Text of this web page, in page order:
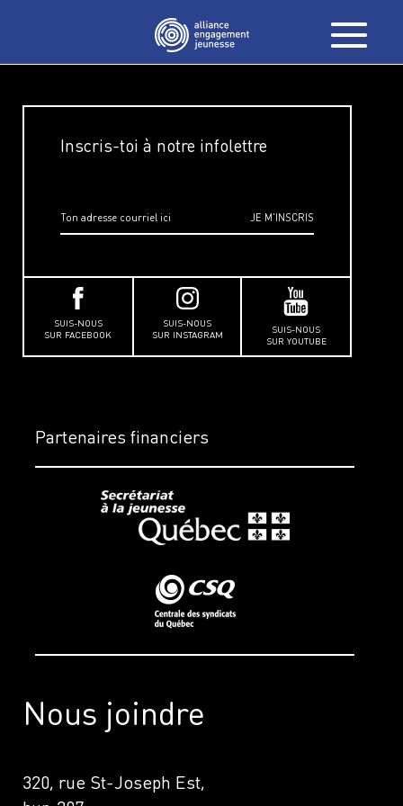
Inscris-toi à notre infolettre
SUIS-NOUS
SUR FACEBOOK
SUIS-NOUS
SUR INSTAGRAM
SUIS-NOUS
SUR YOUTUBE
Nous joindre
320, rue St-Joseph Est,
Partenaires financiers